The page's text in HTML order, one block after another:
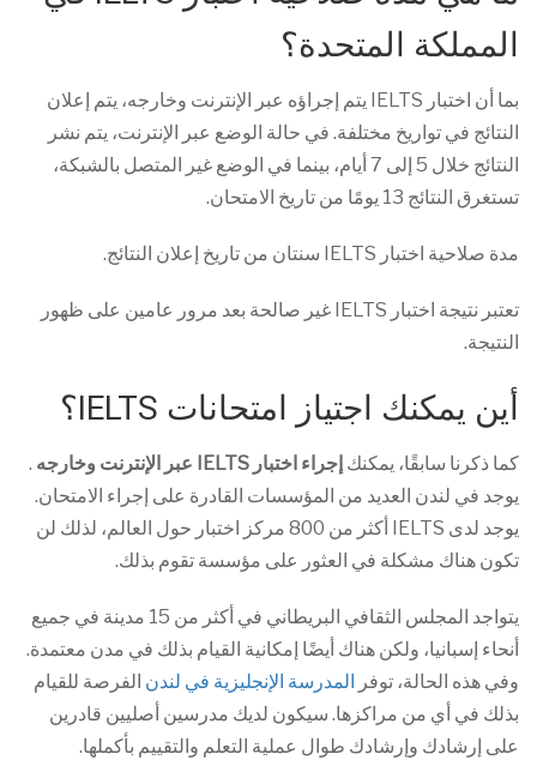
المملكة المتحدة؟
بما أن اختبار IELTS يتم إجراؤه عبر الإنترنت وخارجه، يتم إعلان
النتائج في تواريخ مختلفة. في حالة الوضع عبر الإنترنت، يتم نشر
النتائج خلال 5 إلى 7 أيام، بينما في الوضع غير المتصل بالشبكة،
تستغرق النتائج 13 يومًا من تاريخ الامتحان.
مدة صلاحية اختبار IELTS سنتان من تاريخ إعلان النتائج.
تعتبر نتيجة اختبار IELTS غير صالحة بعد مرور عامين على ظهور
النتيجة.
أين يمكنك اجتياز امتحانات IELTS؟
كما ذكرنا سابقًا، يمكنكإجراء اختبار IELTS عبر الإنترنت وخارجه
.
يوجد في لندن العديد من المؤسسات القادرة على إجراء الامتحان.
يوجد لدى IELTS أكثر من 800 مركز اختبار حول العالم، لذلك لن
تكون هناك مشكلة في العثور على مؤسسة تقوم بذلك.
يتواجد المجلس الثقافي البريطاني في أكثر من 15 مدينة في جميع
أنحاء إسبانيا، ولكن هناك أيضًا إمكانية القيام بذلك في مدن معتمدة.
وفي هذه الحالة، توفرالمدرسة الإنجليزية في لندنالفرصة للقيام
بذلك في أي من مراكزها. سيكون لديك مدرسين أصليين قادرين
على إرشادك وإرشادك طوال عملية التعلم والتقييم بأكملها.